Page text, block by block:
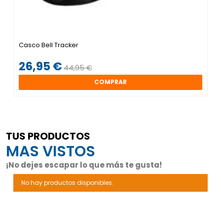
Casco Bell Tracker
26,95 €44,95 €
COMPRAR
TUS PRODUCTOS
MAS VISTOS
¡No dejes escapar lo que más te gusta!
No hay productos disponibles.